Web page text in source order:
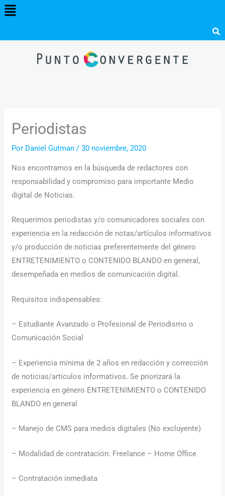
Menú
Periodistas
Por Daniel Gutman/30 noviembre, 2020
Nos encontramos en la búsqueda de redactores con
responsabilidad y compromiso para importante Medio
digital de Noticias.
Requerimos periodistas y/o comunicadores sociales con
experiencia en la redacción de notas/artículos informativos
y/o producción de noticias preferentemente del género
ENTRETENIMIENTO o CONTENIDO BLANDO en general,
desempeñada en medios de comunicación digital.
Requisitos indispensables:
– Estudiante Avanzado o Profesional de Periodismo o
Comunicación Social
– Experiencia mínima de 2 años en redacción y corrección
de noticias/artículos informativos. Se priorizará la
experiencia en género ENTRETENIMIENTO o CONTENIDO
BLANDO en general
– Manejo de CMS para medios digitales (No excluyente)
– Modalidad de contratación: Freelance – Home Office
– Contratación inmediata